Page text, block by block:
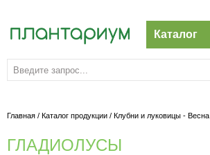
Каталог
Главная / Каталог продукции / Клубни и луковицы - Весна
ГЛАДИОЛУСЫ